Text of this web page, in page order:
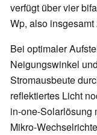
verfügt über vier
Wp, also insgesamt
Bei optimaler
Neigungswinkel
Stromausbeute
reflektiertes Licht
in-one-Solarlösung
Mikro-